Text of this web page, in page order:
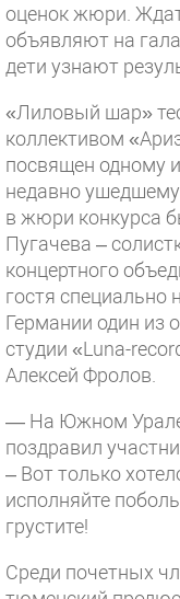
оценок жюри.
объявляют на
дети узнают
«Лиловый шар»
коллективом
посвящен одному
недавно
в жюри конкурса
Пугачева –
концертного
гостя
Германии один из
студии «Luna-
Алексей Фролов.
— На Южном Урале
поздравил
– Вот только
исполняйте
грустите!
Среди почетных